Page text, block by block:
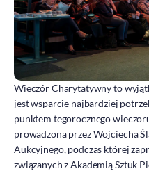
Praca w DOZ
Staże
Kim jesteśmy?
ESG
Środowisko
Społeczeństwo
Ład
DOZ
DOZ Maraton
Standardy
Wieczór Charytatywny to
jest wsparcie najbardziej
punktem tegorocznego
prowadzona przez Wojciecha
Aukcyjnego, podczas której
związanych z Akademią Sztuk